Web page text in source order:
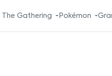
The Gathering Pokémon